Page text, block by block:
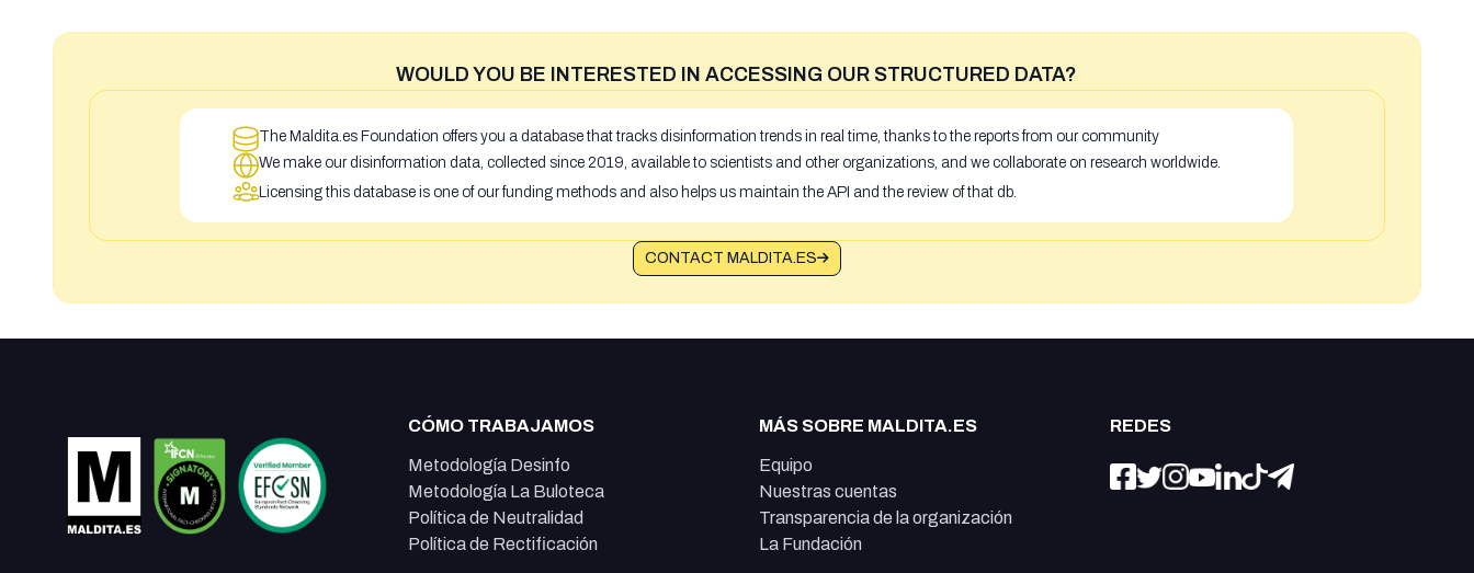
WOULD YOU BE INTERESTED IN ACCESSING OUR STRUCTURED DATA?
The Maldita.es Foundation offers you a database that tracks disinformation trends in real time, thanks to the reports from our community
We make our disinformation data, collected since 2019, available to scientists and other organizations, and we collaborate on research worldwide.
Licensing this database is one of our funding methods and also helps us maintain the API and the review of that db.
CONTACT MALDITA.ES
CÓMO TRABAJAMOS
Metodología Desinfo
Metodología La Buloteca
Política de Neutralidad
Política de Rectificación
MÁS SOBRE MALDITA.ES
Equipo
Nuestras cuentas
Transparencia de la organización
La Fundación
REDES